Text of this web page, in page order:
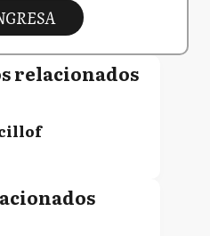
relacionados